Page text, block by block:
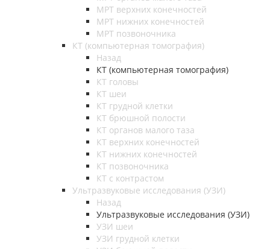
МРТ верхних конечностей
МРТ нижних конечностей
МРТ позвоночника
КТ (компьютерная томография)
Назад
КТ (компьютерная томография)
КТ головы
КТ шеи
КТ грудной клетки
КТ брюшной полости
КТ органов малого таза
КТ верхних конечностей
КТ нижних конечностей
КТ позвоночника
КТ с контрастом
Ультразвуковые исследования (УЗИ)
Назад
Ультразвуковые исследования (УЗИ)
УЗИ шеи
УЗИ грудной клетки